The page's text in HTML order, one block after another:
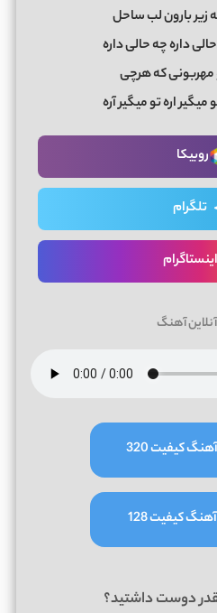
زیر بارون لب ساحل
داره چه حالی داره
مهربونی که هرچی
اره تو میگیر آره
روبیکا
تلگرام
اینستاگرام
آهنگ
کیفیت 320
کیفیت 128
دوست داشتید؟